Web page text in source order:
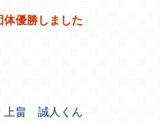
体優勝しました
上畠 誠人くん